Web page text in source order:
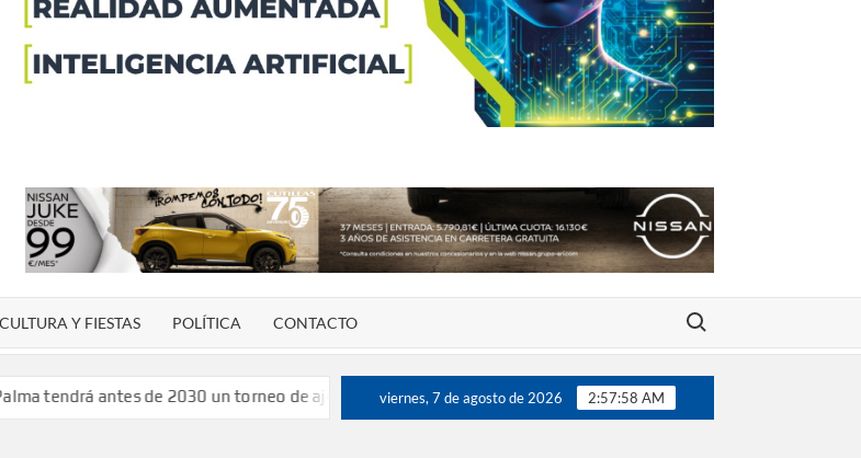
CULTURA Y FIESTAS POLÍTICA CONTACTO
Buscar:
antes de 2030 un torneo de ajedrez con 200 jugadores” Víctor González destaca el papel del
viernes, 7 de agosto de 2026 2:57:59 AM